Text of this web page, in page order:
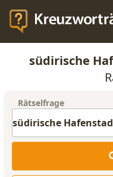
südirische
Rätselfrage